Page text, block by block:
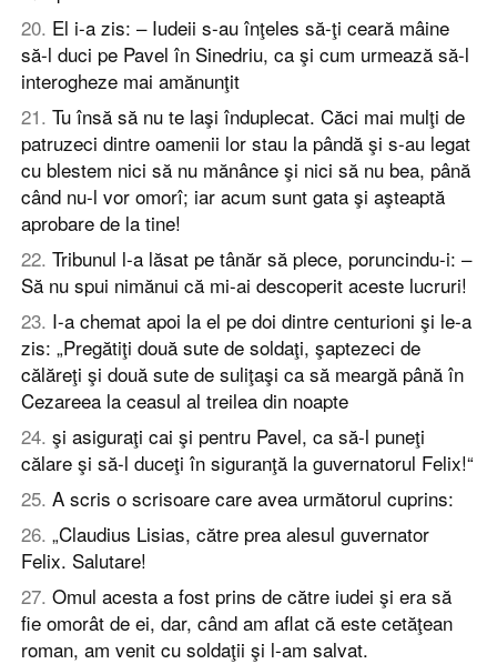
20. El i-a zis: – Iudeii s-au înţeles să-ţi ceară mâine
să-l duci pe Pavel în Sinedriu, ca şi cum urmează să-l
interogheze mai amănunţit
21. Tu însă să nu te laşi înduplecat. Căci mai mulţi de
patruzeci dintre oamenii lor stau la pândă şi s-au legat
cu blestem nici să nu mănânce şi nici să nu bea, până
când nu-l vor omorî; iar acum sunt gata şi aşteaptă
aprobare de la tine!
22. Tribunul l-a lăsat pe tânăr să plece, poruncindu-i: –
Să nu spui nimănui că mi-ai descoperit aceste lucruri!
23. I-a chemat apoi la el pe doi dintre centurioni şi le-a
zis: „Pregătiţi două sute de soldaţi, şaptezeci de
călăreţi şi două sute de suliţaşi ca să meargă până în
Cezareea la ceasul al treilea din noapte
24. şi asiguraţi cai şi pentru Pavel, ca să-l puneţi
călare şi să-l duceţi în siguranţă la guvernatorul Felix!“
25. A scris o scrisoare care avea următorul cuprins:
26. „Claudius Lisias, către prea alesul guvernator
Felix. Salutare!
27. Omul acesta a fost prins de către iudei şi era să
fie omorât de ei, dar, când am aflat că este cetăţean
roman, am venit cu soldaţii şi l-am salvat.